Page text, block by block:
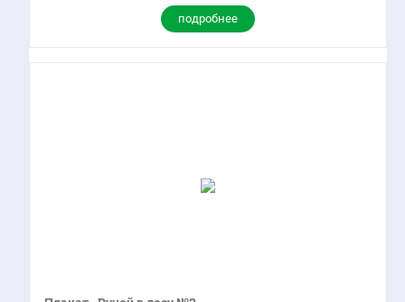
подробнее